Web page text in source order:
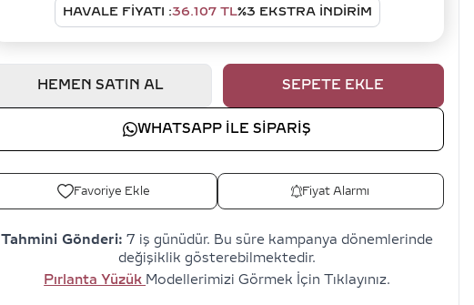
HAVALE FIYATI :36.107TL%3 EKSTRA İNDİRİM
HEMEN SATIN AL SEPETE EKLE
WHATSAPP ILE SIPARIŞ
Favoriye Ekle Fiyat Alarmı
Tahmini Gönderi: 7 iş günüdür. Bu süre kampanya dönemlerinde
değişiklik gösterebilmektedir.
Pırlanta Yüzük Modellerimizi Görmek İçin Tıklayınız.